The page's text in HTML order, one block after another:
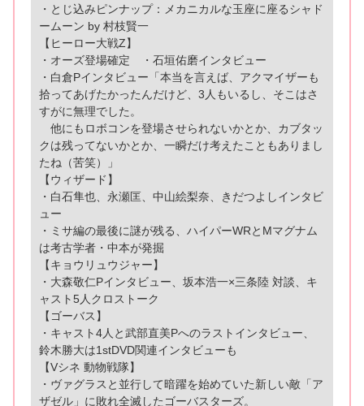
・とじ込みピンナップ：メカニカルな玉座に座るシャド
ームーン by 村枝賢一
【ヒーロー大戦Z】
・オーズ登場確定 ・石垣佑磨インタビュー
・白倉Pインタビュー「本当を言えば、アクマイザーも
拾ってあげたかったんだけど、3人もいるし、そこはさ
すがに無理でした。
他にもロボコンを登場させられないかとか、カブタッ
クは残ってないかとか、一瞬だけ考えたこともありまし
たね（苦笑）」
【ウィザード】
・白石隼也、永瀬匡、中山絵梨奈、きだつよしインタビ
ュー
・ミサ編の最後に謎が残る、ハイパーWRとMマグナム
は考古学者・中本が発掘
【キョウリュウジャー】
・大森敬仁Pインタビュー、坂本浩一×三条陸 対談、キ
ャスト5人クロストーク
【ゴーバス】
・キャスト4人と武部直美Pへのラストインタビュー、
鈴木勝大は1stDVD関連インタビューも
【Vシネ 動物戦隊】
・ヴァグラスと並行して暗躍を始めていた新しい敵「ア
ザゼル」に敗れ全滅したゴーバスターズ。